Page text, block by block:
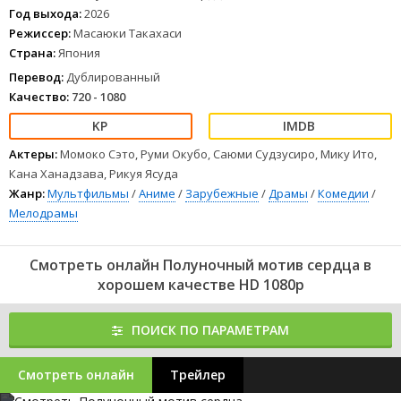
одна зацепка: её голос. Однажды, услышав знакомые интонации,
Арису забегает в студию радиовещания и встречает четырёх
девушек, мечтающих о карьере, связанной с голосом. Рикка
Инохана мечтает стать певицей, Нэнэ Химэкава стремится стать
актрисой озвучания, Ико К
12 34 5 6 78
Год выхода:2026
Режиссер:Масаюки Такахаси
Страна:Япония
Перевод: Дублированный
Качество: 720 - 1080
Актеры:Момоко Сэто, Руми Окубо, Саюми Судзусиро, Мику Ито,
Кана Ханадзава, Рикуя Ясуда
Жанр:Мультфильмы /Аниме / Зарубежные /Драмы /Комедии /
Мелодрамы
Смотреть онлайн Полуночный мотив сердца в
хорошем качестве HD 1080p
ПОИСК ПО ПАРАМЕТРАМ
Смотреть онлайн Трейлер